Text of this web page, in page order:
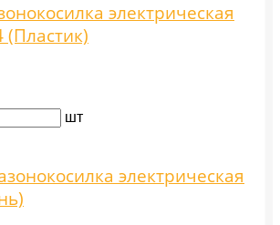
электрическая
(Пластик)
шт
электрическая